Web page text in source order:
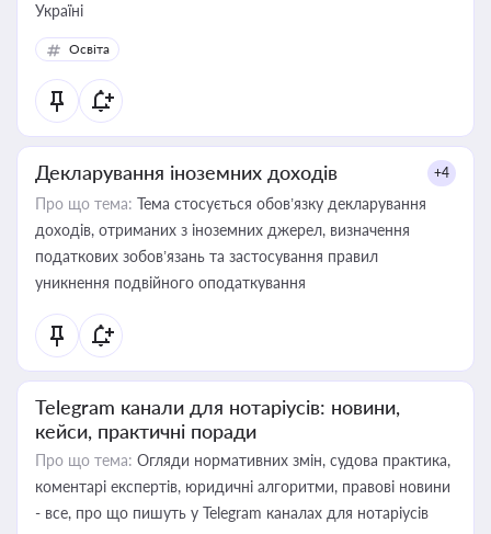
Україні
Освіта
Декларування іноземних доходів +4
Про що тема: Тема стосується обов’язку декларування
доходів, отриманих з іноземних джерел, визначення
податкових зобов’язань та застосування правил
уникнення подвійного оподаткування
Telegram канали для нотаріусів: новини,
кейси, практичні поради
Про що тема: Огляди нормативних змін, судова практика,
коментарі експертів, юридичні алгоритми, правові новини
- все, про що пишуть у Telegram каналах для нотаріусів